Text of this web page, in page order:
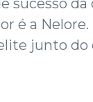
sucesso da
é a Nelore.
junto do